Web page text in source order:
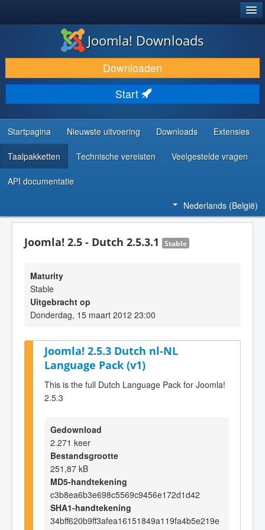
DOWNLOAD & BREID UIT
ONTDEK & LEER
COMMUNITY & ONDERSTEUNING
ONTWIKKELAARSBRONNEN
Joomla! Downloads
Downloaden
Start
Startpagina Nieuwste uitvoering Downloads Extensies
Taalpakketten Technische vereisten Veelgestelde vragen
API documentatie
Nederlands (België)
Joomla! 2.5 - Dutch 2.5.3.1 Stable
Maturity
Stable
Uitgebracht op
Donderdag, 15 maart 2012 23:00
Joomla! 2.5.3 Dutch nl-NL
Language Pack (v1)
This is the full Dutch Language Pack for Joomla!
2.5.3
Gedownload
2.271 keer
Bestandsgrootte
251,87 kB
MD5-handtekening
c3b8ea6b3e698c5569c9456e172d1d42
SHA1-handtekening
34bff620b9ff3afea16151849a119fa4b5e219e